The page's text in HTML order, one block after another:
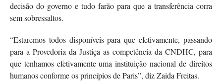
decisão do governo e tudo farão para que a transferência corra
sem sobressaltos.
“Estaremos todos disponíveis para que efetivamente, passando
para a Provedoria da Justiça as competência da CNDHC, para
que tenhamos efetivamente uma instituição nacional de direitos
humanos conforme os princípios de Paris”, diz Zaida Freitas.